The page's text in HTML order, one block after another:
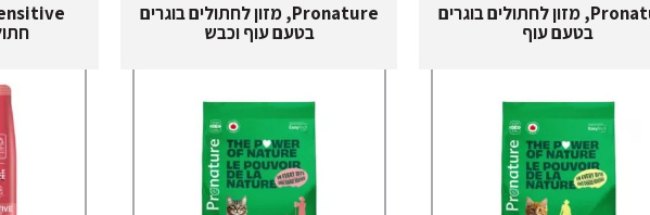
Pronature, מזון לחתולים בוגרים
בטעם עוף
Pronature, מזון לחתולים בוגרים
בטעם עוף וכבש